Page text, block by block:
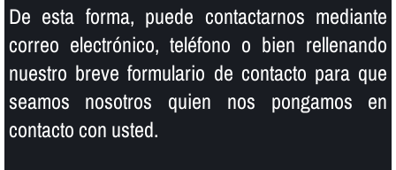
De esta forma, puede contactarnos mediante
correo electrónico, teléfono o bien rellenando
nuestro breve formulario de contacto para que
seamos nosotros quien nos pongamos en
contacto con usted.